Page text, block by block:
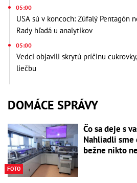
05:00
USA sú v koncoch: Zúfalý Pentagón
Rady hľadá u analytikov
05:00
Vedci objavili skrytú príčinu
liečbu
DOMÁCE SPRÁVY
FOTO
Čo sa deje s
Nahliadli sme
bežne nikto